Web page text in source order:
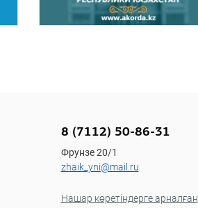
8 (7112) 50-86-31
Фрунзе 20/1
zhaik_yni@mail.ru
Нашар көретіндерге арналған